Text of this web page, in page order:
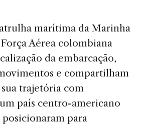
marítima da Marinha
Aérea colombiana
da embarcação,
e compartilham
trajetória com
país centro-americano
para